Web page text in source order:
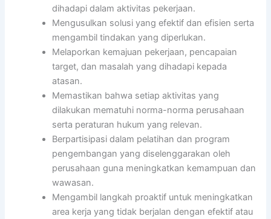
dihadapi dalam aktivitas pekerjaan.
Mengusulkan solusi yang efektif dan efisien serta
mengambil tindakan yang diperlukan.
Melaporkan kemajuan pekerjaan, pencapaian
target, dan masalah yang dihadapi kepada
atasan.
Memastikan bahwa setiap aktivitas yang
dilakukan mematuhi norma-norma perusahaan
serta peraturan hukum yang relevan.
Berpartisipasi dalam pelatihan dan program
pengembangan yang diselenggarakan oleh
perusahaan guna meningkatkan kemampuan dan
wawasan.
Mengambil langkah proaktif untuk meningkatkan
area kerja yang tidak berjalan dengan efektif atau